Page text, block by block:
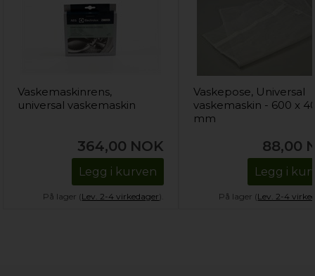
Vaskemaskinrens,
universal vaskemaskin
364,00 NOK
Legg i kurven
På lager (Lev. 2-4 virkedager).
Vaskepose, Universal
vaskemaskin - 600 x
mm
88,00
Legg i
På lager (Lev. 2-4